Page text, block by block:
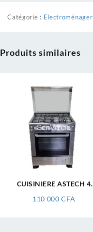
Catégorie : Electroménager
Produits similaires
CUISINIERE ASTECH 4
110 000CFA